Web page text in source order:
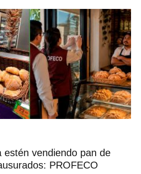
estén vendiendo pan de
PROFECO